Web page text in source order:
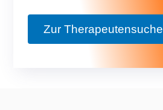
Zur Therapeutensuche